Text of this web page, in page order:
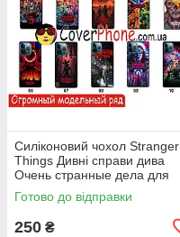
Силіконовий чохол Stranger
Things Дивні справи дива
Очень странные дела для
ZTE Nubia
Готово до відправки
250 ₴